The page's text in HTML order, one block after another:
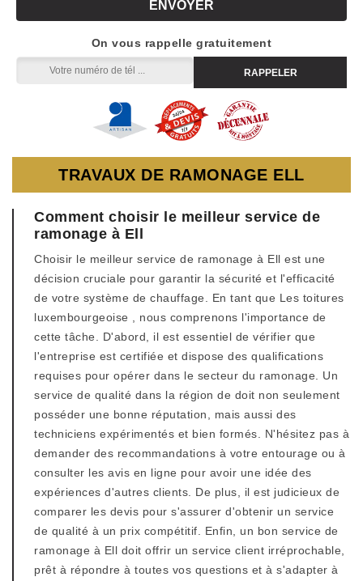
On vous rappelle gratuitement
TRAVAUX DE RAMONAGE ELL
Comment choisir le meilleur service de
ramonage à Ell
Choisir le meilleur service de ramonage à Ell est une
décision cruciale pour garantir la sécurité et l'efficacité
de votre système de chauffage. En tant que Les toitures
luxembourgeoise , nous comprenons l'importance de
cette tâche. D'abord, il est essentiel de vérifier que
l'entreprise est certifiée et dispose des qualifications
requises pour opérer dans le secteur du ramonage. Un
service de qualité dans la région de doit non seulement
posséder une bonne réputation, mais aussi des
techniciens expérimentés et bien formés. N'hésitez pas à
demander des recommandations à votre entourage ou à
consulter les avis en ligne pour avoir une idée des
expériences d'autres clients. De plus, il est judicieux de
comparer les devis pour s'assurer d'obtenir un service
de qualité à un prix compétitif. Enfin, un bon service de
ramonage à Ell doit offrir un service client irréprochable,
prêt à répondre à toutes vos questions et à s'adapter à